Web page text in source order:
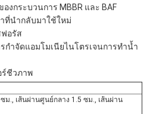
งกระบวนการ MBBR และ BAF
ที่นำกลับมาใช้ใหม่
อรัส
กำจัดแอมโมเนียไนโตรเจนการทำน้ำ
ร์ชีวภาพ
ม., เส้นผ่านศูนย์กลาง 1.5 ซม., เส้นผ่าน